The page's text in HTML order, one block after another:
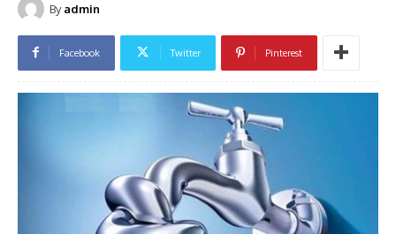
By admin
Facebook Twitter Pinterest